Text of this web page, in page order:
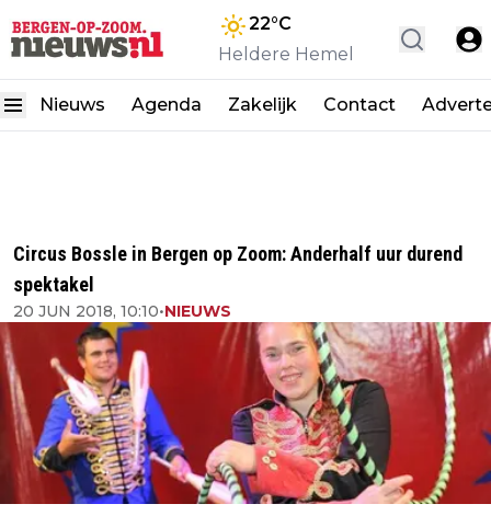
22°C
Heldere Hemel
Nieuws Agenda Zakelijk Contact
Circus Bossle in Bergen op Zoom: Anderhalf uur durend
spektakel
20 JUN 2018, 10:10•NIEUWS